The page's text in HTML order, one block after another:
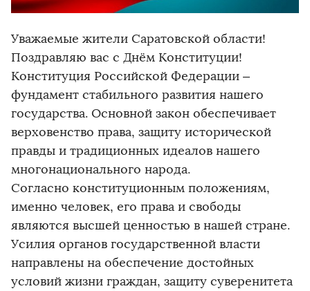
Уважаемые жители Саратовской области!
Поздравляю вас с Днём Конституции!
Конституция Российской Федерации –
фундамент стабильного развития нашего
государства. Основной закон обеспечивает
верховенство права, защиту исторической
правды и традиционных идеалов нашего
многонационального народа.
Согласно конституционным положениям,
именно человек, его права и свободы
являются высшей ценностью в нашей стране.
Усилия органов государственной власти
направлены на обеспечение достойных
условий жизни граждан, защиту суверенитета